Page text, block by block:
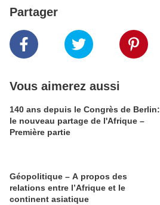
Partager
Vous aimerez aussi
140 ans depuis le Congrès de Berlin:
le nouveau partage de l'Afrique –
Première partie
Géopolitique – A propos des
relations entre l’Afrique et le
continent asiatique